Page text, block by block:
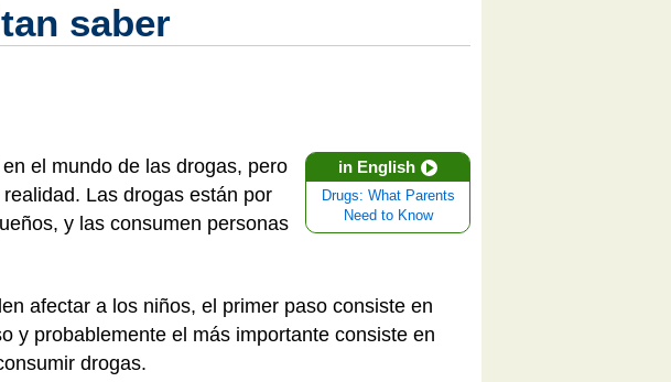
saber
in English
Drugs: What Parents
Need to Know
el mundo de las drogas, pero
Las drogas están por
y las consumen personas
afectar a los niños, el primer paso consiste en
y probablemente el más importante consiste en
drogas.